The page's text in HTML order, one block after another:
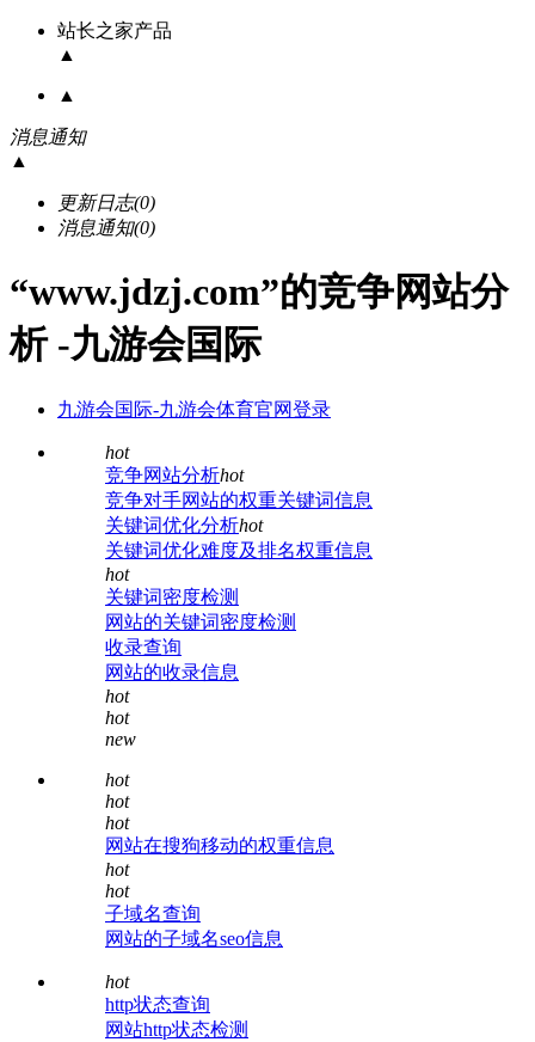
站长之家产品
▲
▲
消息通知
▲
更新日志(0)
消息通知(0)
“www.jdzj.com”的竞争网站分
析 -九游会国际
九游会国际-九游会体育官网登录
hot
竞争网站分析hot
竞争对手网站的权重关键词信息
关键词优化分析hot
关键词优化难度及排名权重信息
hot
关键词密度检测
网站的关键词密度检测
收录查询
网站的收录信息
hot
hot
new
hot
hot
hot
网站在搜狗移动的权重信息
hot
hot
子域名查询
网站的子域名seo信息
hot
http状态查询
网站http状态检测